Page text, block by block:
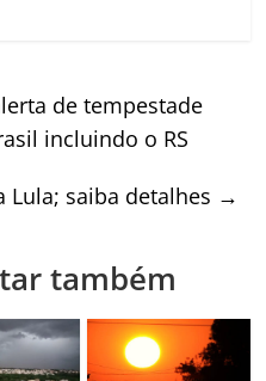
de tempestade
incluindo o RS
Lula; saiba detalhes →
também